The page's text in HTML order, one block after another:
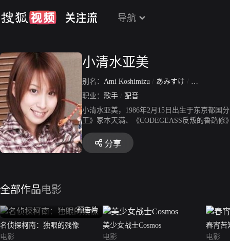
导航
小清水亚美
别名： Ami Koshimizu / あみすけ / あみっけ
职业： 歌手 / 配音
小清水亚美，1986年2月15日出生于东京都国
王》冢本天满、《CODEGEASS反叛的鲁路
LlaKILL》缠流子、《魔王勇者》魔王、《超
北条响/CureMelody、《名侦探柯南》上原由
分享
全部作品电影
预告片
名侦探柯南：独眼的残像
电影
美少女战士Cosmos
电影
春宵苦
电影